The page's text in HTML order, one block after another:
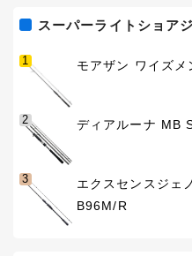
スーパーライトショア
1 モアザン ワイズメ
2 ディアルーナ MB
3
エクスセンスジェ
B96M/R